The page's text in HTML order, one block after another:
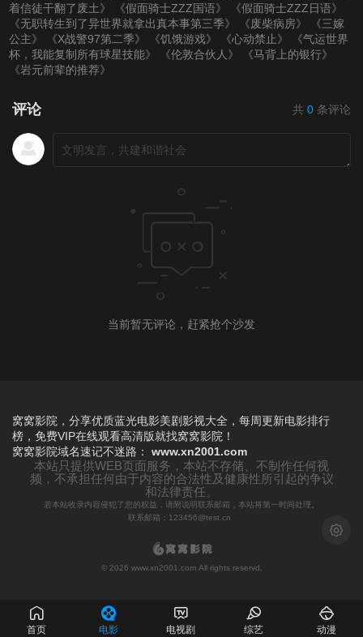
着信徒干翻了废土》
《假面骑士ZZZ国语》
《假面骑士ZZZ日语》
《无职转生到了异世界就拿出真本事第三季》
《废柴病房》
《三嫁
公主》
《X战警97第二季》 《饥饿游戏》 《心动禁止》
《气运世界
杯，我能复制所有球星技能》
《伦敦合伙人》
《马背上的银行》
《岩元前辈的推荐》
评论 共 0 条评论
当前暂无评论，赶紧抢个沙发
浅色模
窝窝影院，分享优质蓝光电影美剧影视大全，每周更新电影排行
榜，免费VIP在线观看高清版就找窝窝影院！
窝窝影院域名速记不迷路： www.xn2001.com
本站只提供WEB页面服务，本站不存储、不制作任何视
频，不承担任何由于内容的合法性及健康性所引起的争议
和法律责任。
若本站收录内容侵犯了您的权益，请附说明联系邮箱，本站将第一时间处理。
联系邮箱：123456@test.cn
© 2026 www.xn2001.com All rights reservd.
首页 电影 电视剧 综艺 动漫